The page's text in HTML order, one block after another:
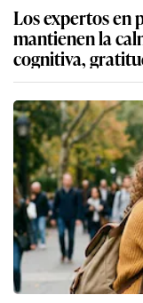
Los expertos en
mantienen la
cognitiva,